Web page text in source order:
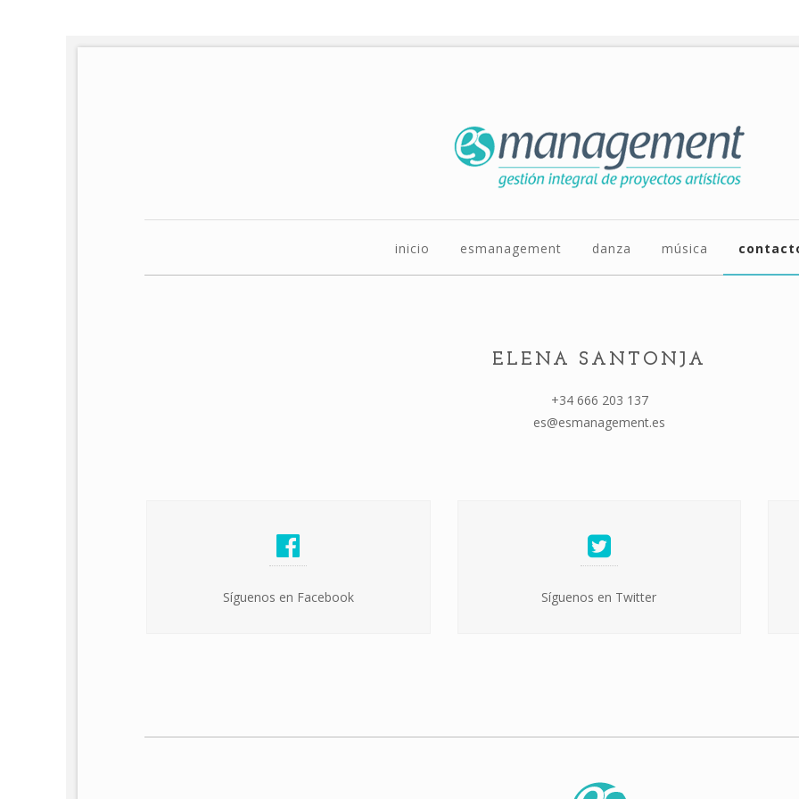
inicio esmanagement danza música
ELENA SANTONJA
+34 666 203 137
es@esmanagement.es
Síguenos en Facebook Síguenos en Twitter